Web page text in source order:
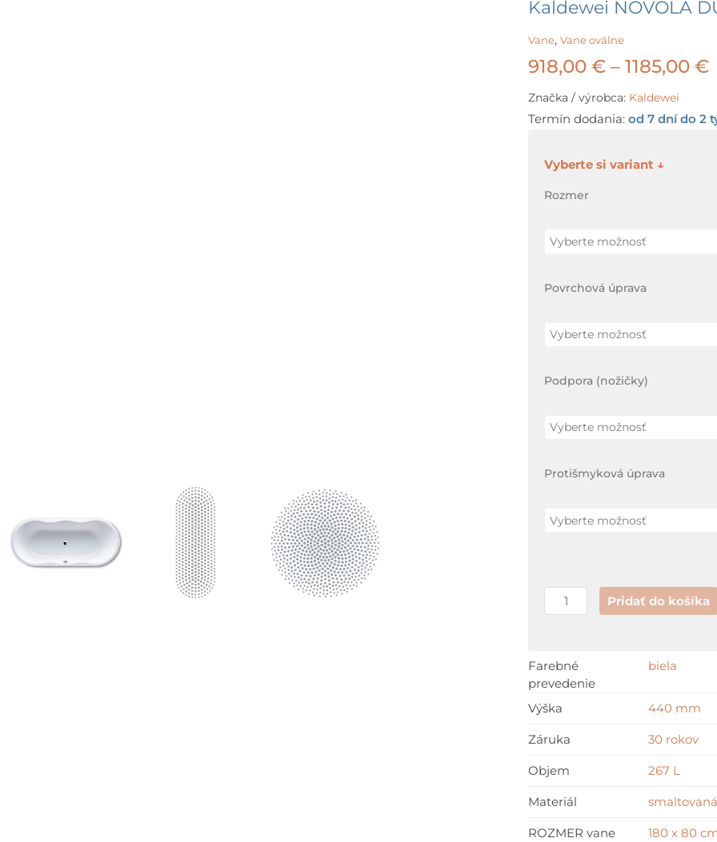
Kaldewei NOVOLA
Vane, Vane oválne
918,00 € – 1185,00 €
Značka / výrobca: Kaldewei
Termín dodania: od 7 dní do 2
Rozmer
Povrchová úprava
Podpora (nožičky)
Protišmyková úprava
množstvo
OVAL
vaňa
cm
Pridať do košíka
Farebné
prevedenie
biela
Výška 440 mm
Záruka 30 rokov
Objem 267 L
Materiál
ROZMER vane 180 x 80